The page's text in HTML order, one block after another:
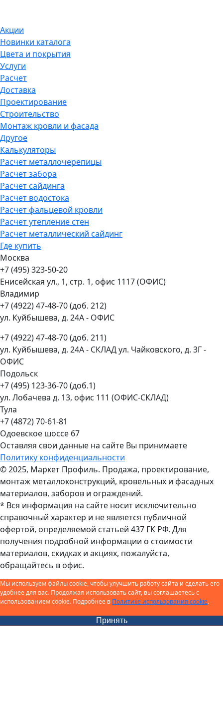
Акции
Новинки каталога
Цвета и покрытия
Услуги
Расчет
Доставка
Проектирование
Строительство
Монтаж кровли и фасада
Другое
Калькуляторы
Расчет металлочерепицы
Расчет забора
Расчет сайдинга
Расчет водостока
Расчет фальцевой кровли
Расчет утепление стен
Расчет металлический сайдинг
Где купить
Москва
+7 (495) 323-50-20
Енисейская ул., 1, стр. 1, офис 1117 (ОФИС)
Владимир
+7 (4922) 47-48-70 (доб. 212)
ул. Куйбышева, д. 24А - ОФИС
+7 (4922) 47-48-70 (доб. 211)
ул. Куйбышева, д. 24А - СКЛАД ул. Чайковского, д. 3Г -
ОФИС
Подольск
+7 (495) 123-36-70 (доб.1)
ул. Лобачева д. 13, офис 111 (ОФИС-СКЛАД)
Тула
+7 (4872) 70-61-81
Одоевское шоссе 67
Оставляя свои данные на сайте Вы принимаете
Политику конфиденциальности
© 2025, Маркет Профиль. Продажа, проектирование,
монтаж металлоконструкций, кровельных и фасадных
материалов, заборов и ограждений.
* Вся информация на сайте носит исключительно
справочный характер и не является публичной
офертой, определяемой статьей 437 ГК РФ. Для
получения подробной информации о стоимости
материалов, скидках и акциях, пожалуйста,
обращайтесь в офис.
Мы используем файлы cookie, чтобы улучшить работу сайта и сделать его
удобнее для вас. Продолжая использовать сайт, вы соглашаетесь с
использованием cookie. Подробнее в Политике использования cookie.
Принять